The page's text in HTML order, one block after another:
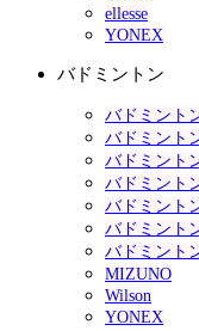
ellesse
YONEX
バドミントン
バドミント
バドミント
バドミント
バドミント
バドミント
バドミント
バドミント
MIZUNO
Wilson
YONEX